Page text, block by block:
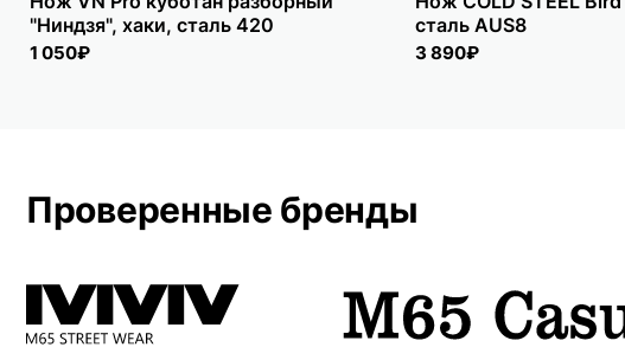
"Ниндзя", хаки, сталь 420
1 050₽
сталь AUS8
3 890₽
Проверенные бренды